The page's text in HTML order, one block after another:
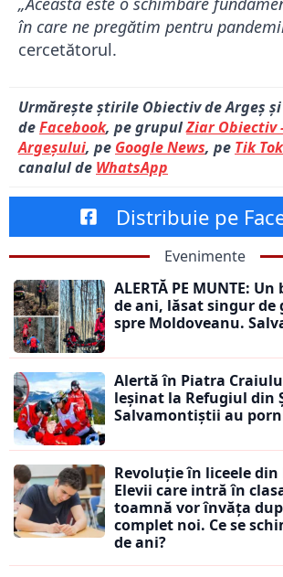
în care ne pregătim pentru
cercetătorul.
Urmărește știrile Obiectiv de Argeș
deFacebook, pe grupulZiar Obiectiv
Argeșului, pe Google News, pe Tik Tok
canalul de WhatsApp
Distribuie pe
Evenimente
ALERTĂ PE MUNTE:
de ani, lăsat singur de
spre Moldoveanu.
Alertă în Piatra
leșinat la Refugiul din
Salvamontiștii au
Revoluție în liceele din
Elevii care intră în
toamnă vor învăța
complet noi. Ce se
de ani?